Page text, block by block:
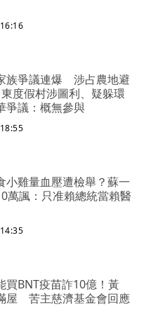
族爭議連爆 涉占農地避
度假村涉圖利、疑躲環
議：概無參與
小雞量血壓遭檢舉？蘇一
萬諷：只准賴總統當賴醫
買BNT疫苗詐10億！黃
屋 苦主慈濟基金會回應